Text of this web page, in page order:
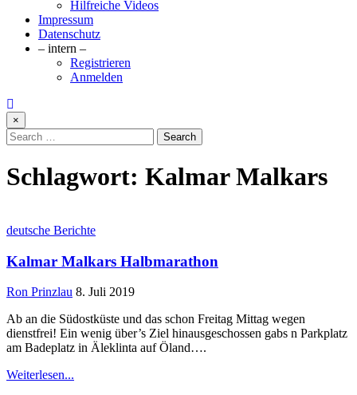
Hilfreiche Videos
Impressum
Datenschutz
– intern –
Registrieren
Anmelden
×
Search
for:
Schlagwort: Kalmar Malkars
Posted
deutsche Berichte
Kalmar Malkars Halbmarathon
Author:
Ron Prinzlau Published
8. Juli 2019
Ab an die Südostküste und das schon Freitag Mittag wegen
dienstfrei! Ein wenig über’s Ziel hinausgeschossen gabs n Parkplatz
am Badeplatz in Äleklinta auf Öland….
Weiterlesen...